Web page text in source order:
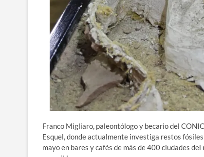
Franco Migliaro, paleontólogo y becario del
Esquel, donde actualmente investiga restos
mayo en bares y cafés de más de 400 ciudades